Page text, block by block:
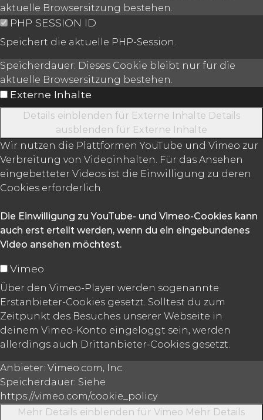
aktuelle Browsersitzung bestehen.
PHP SESSION ID
Speichert die aktuelle PHP-Session.
Speicherdauer: Dieses Cookie bleibt nur für die
aktuelle Browsersitzung bestehen.
Externe Inhalte
Details einblenden für Externe Inhalte Details
ausblenden für Externe Inhalte
Wir nutzen die Plattformen YouTube und Vimeo zur
Verbreitung von Videoinhalten. Für das Ansehen
eingebetteter Videos ist die Einwilligung zu deren
Cookies erforderlich.
Die Einwilligung zu YouTube- und Vimeo-Cookies kann
auch erst erteilt werden, wenn du ein eingebundenes
Video ansehen möchtest.
Vimeo
Über den Vimeo-Player werden sogenannte
Erstanbieter-Cookies gesetzt. Solltest du zum
Zeitpunkt des Besuches unserer Webseite in
deinem Vimeo-Konto eingeloggt sein, werden
allerdings auch Drittanbieter-Cookies gesetzt.
Anbieter: Vimeo.com, Inc.
Speicherdauer: Siehe
https://vimeo.com/cookie_policy
Mehr Details einblenden für Vimeo Mehr Details